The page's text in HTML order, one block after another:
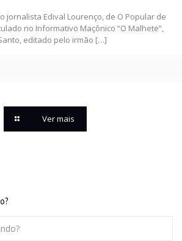
jornalista Edival Lourenço, de O Popular de
no Informativo Maçônico “O Malhete”,
editado pelo irmão […]
Ver mais